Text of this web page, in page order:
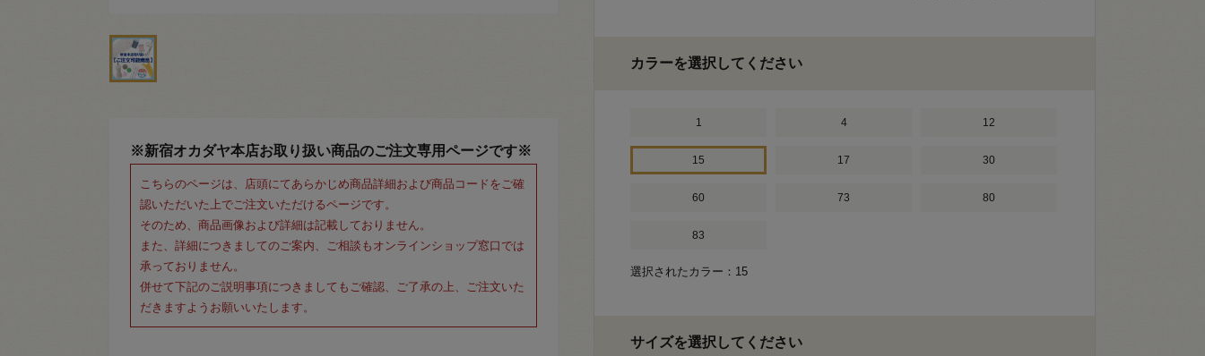
※新宿オカダヤ本店お取り扱い商品のご注文専用ページです※
こちらのページは、店頭にてあらかじめ商品詳細および商品コードをご確
認いただいた上でご注文いただけるページです。
そのため、商品画像および詳細は記載しておりません。
また、詳細につきましてのご案内、ご相談もオンラインショップ窓口では
承っておりません。
併せて下記のご説明事項につきましてもご確認、ご了承の上、ご注文いた
だきますようお願いいたします。
カラーを選択してください
1 4 12
15 17 30
60 73 80
83
選択されたカラー：15
サイズを選択してください